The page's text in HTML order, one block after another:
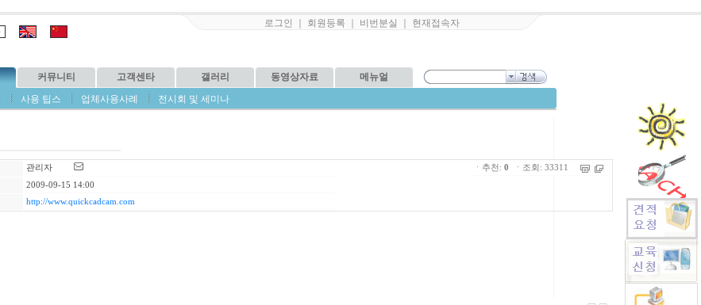
로그인 회원등록 비번분실 현재접속자
커뮤니티 고객센타 갤러리 동영상자료
메뉴얼
사용 팁스 업체사용사례 전시회 및 세미나
관리자
2009-09-15 14:00
http://www.quickcadcam.com
ㆍ추천:0 ㆍ조회: 33311